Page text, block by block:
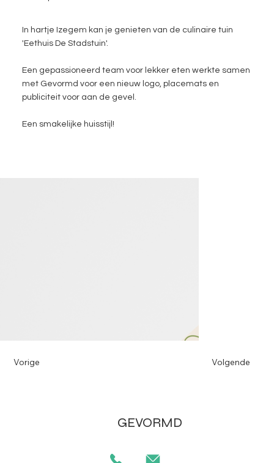
In hartje Izegem kan je genieten van de culinaire tuin
'Eethuis De Stadstuin'.
Een gepassioneerd team voor lekker eten werkte samen
met Gevormd voor een nieuw logo, placemats en
publiciteit voor aan de gevel.
Een smakelijke huisstijl!
Vorige Volgende
GEVORMD